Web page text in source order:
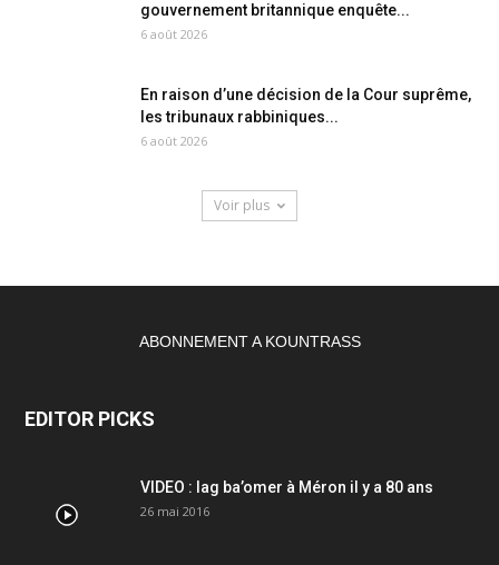
gouvernement britannique enquête...
6 août 2026
En raison d’une décision de la Cour suprême,
les tribunaux rabbiniques...
6 août 2026
Voir plus
ABONNEMENT A KOUNTRASS
EDITOR PICKS
VIDEO : lag ba’omer à Méron il y a 80 ans
26 mai 2016